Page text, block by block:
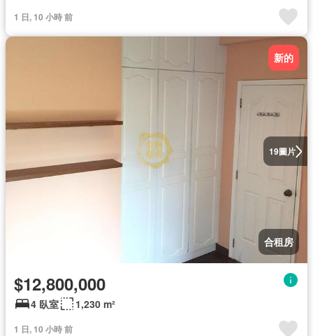
1 日, 10 小時 前
19圖片
新的
合租房
$12,800,000
4 臥室 1,230 m²
1 日, 10 小時 前